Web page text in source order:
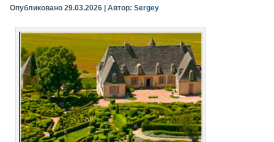
Опубликовано 29.03.2026 |Автор: Sergey